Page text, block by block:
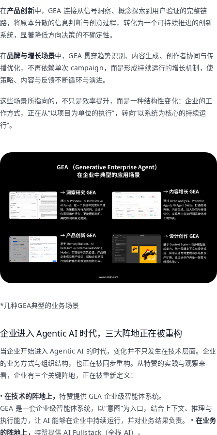
在产品创新中，GEA 连接从信号洞察、概念探索到用户验证的完整链
路，将原本分散的信息判断与创意过程，转化为一个可持续推进的创新
系统，显著降低方向决策的不确定性。
在品牌与增长场景中，GEA 贯穿趋势识别、内容生成、创作者协同与传
播优化，不再依赖单次 campaign，而是形成持续运行的增长机制，使
策略、内容与反馈不断循环与演进。
这些场景所指向的，不只是效率提升，而是一种结构性变化：企业的工
作方式，正在从“以项目为单位的执行”，转向“以系统为核心的持续运
行”。
*几种GEA典型的业务场景
企业进入 Agentic AI 时代，三大阵地正在被重构
当企业开始进入 Agentic AI 的时代，变化并不只发生在技术层面。企业
的业务方式与组织结构，也正在被同步重构。从特赞的实践与观察来
看，企业有三个关键阵地，正在被重新定义：
•在技术的阵地上，特赞提供 GEA 企业级智能体系统。
GEA 是一套企业级智能体系统，以“意图”为入口，结合上下文、推理与
执行能力，让 AI 能够在企业中持续运行，并对业务结果负责。 • 在业务
的阵地上， 特赞提供 AI Fullstack（全栈 AI）。